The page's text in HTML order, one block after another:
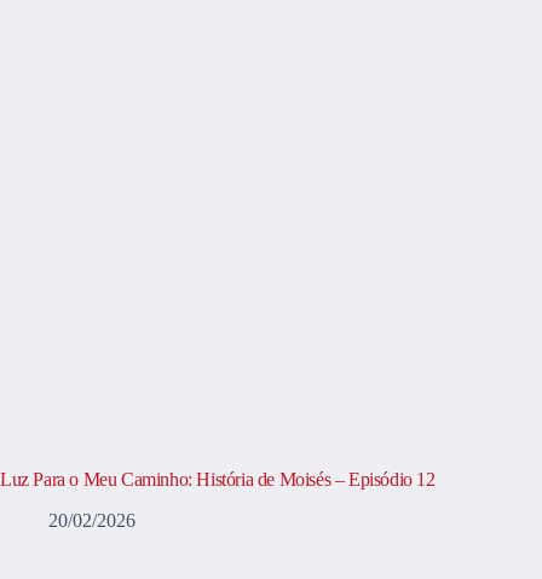
Luz Para o Meu Caminho: História de Moisés – Episódio 12
20/02/2026